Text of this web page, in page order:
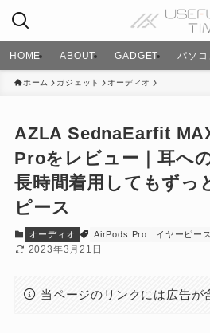
HOME ABOUT GADGET パソ
ホーム ガジェット オーディオ
AZLA SednaEarfit
Proをレビュー｜耳へ
長時間着用してもずっ
ピース
オーディオ AirPods Pro イヤーピース
2023年3月21日
当ページのリンクには広告が